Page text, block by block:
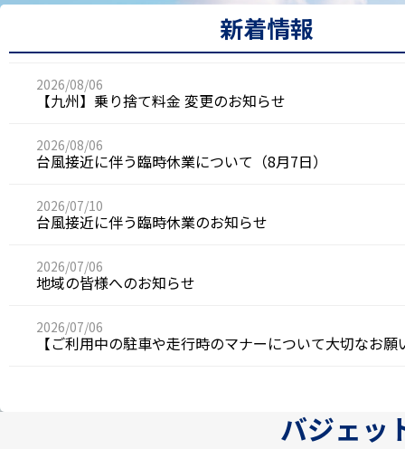
新着情報
2026/08/06
【九州】乗り捨て料金 変更のお知らせ
2026/08/06
台風接近に伴う臨時休業について（8月7日）
2026/07/10
台風接近に伴う臨時休業のお知らせ
2026/07/06
地域の皆様へのお知らせ
2026/07/06
【ご利用中の駐車や走行時のマナーについて大切なお願
バジェッ